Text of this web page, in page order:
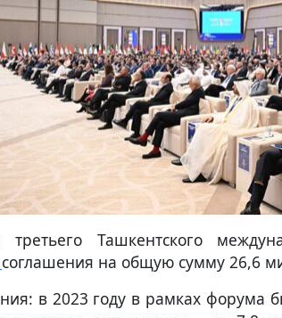
Ташкентского
соглашения на общую сумму 26,6
в 2023 году в рамках форума